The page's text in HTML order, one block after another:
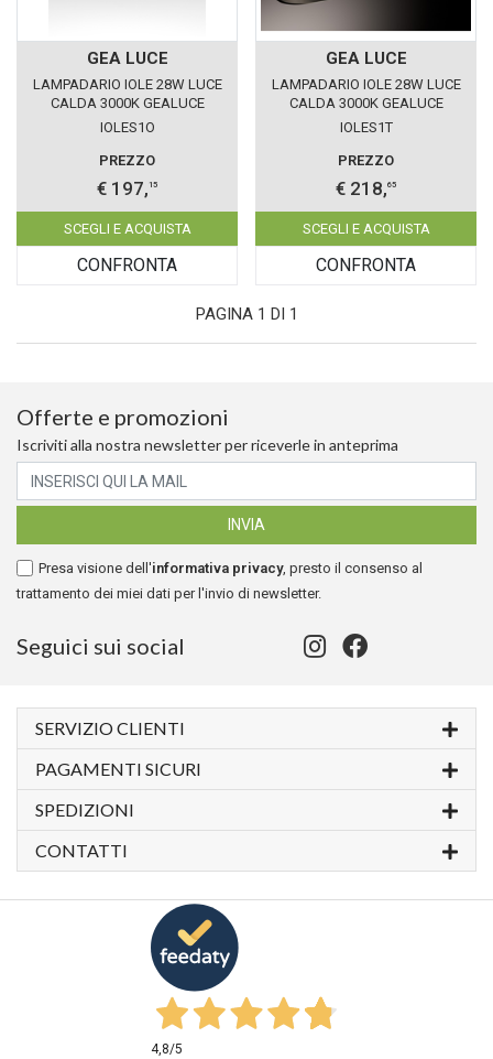
GEA LUCE
LAMPADARIO IOLE 28W LUCE
CALDA 3000K GEALUCE
SINGOLO ORO
IOLES1O
PREZZO
€ 197, 15
SCEGLI E ACQUISTA
CONFRONTA
GEA LUCE
LAMPADARIO IOLE 28W LUCE
CALDA 3000K GEALUCE
SINGOLO TITANIO
IOLES1T
PREZZO
€ 218,65
SCEGLI E ACQUISTA
CONFRONTA
PAGINA 1 DI 1
Offerte e promozioni
Iscriviti alla nostra newsletter per riceverle in anteprima
Presa visione dell'informativa privacy, presto il consenso al
trattamento dei miei dati per l'invio di newsletter.
Seguici sui social
SERVIZIO CLIENTI
PAGAMENTI SICURI
SPEDIZIONI
CONTATTI
4,8/5